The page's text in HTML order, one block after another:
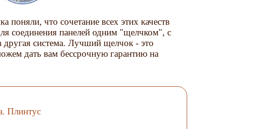
поняли, что сочетание всех этих качеств
соединения панелей одним "щелчком", с
другая система. Лучший щелчок - это
дать вам бессрочную гарантию на
Плинтус